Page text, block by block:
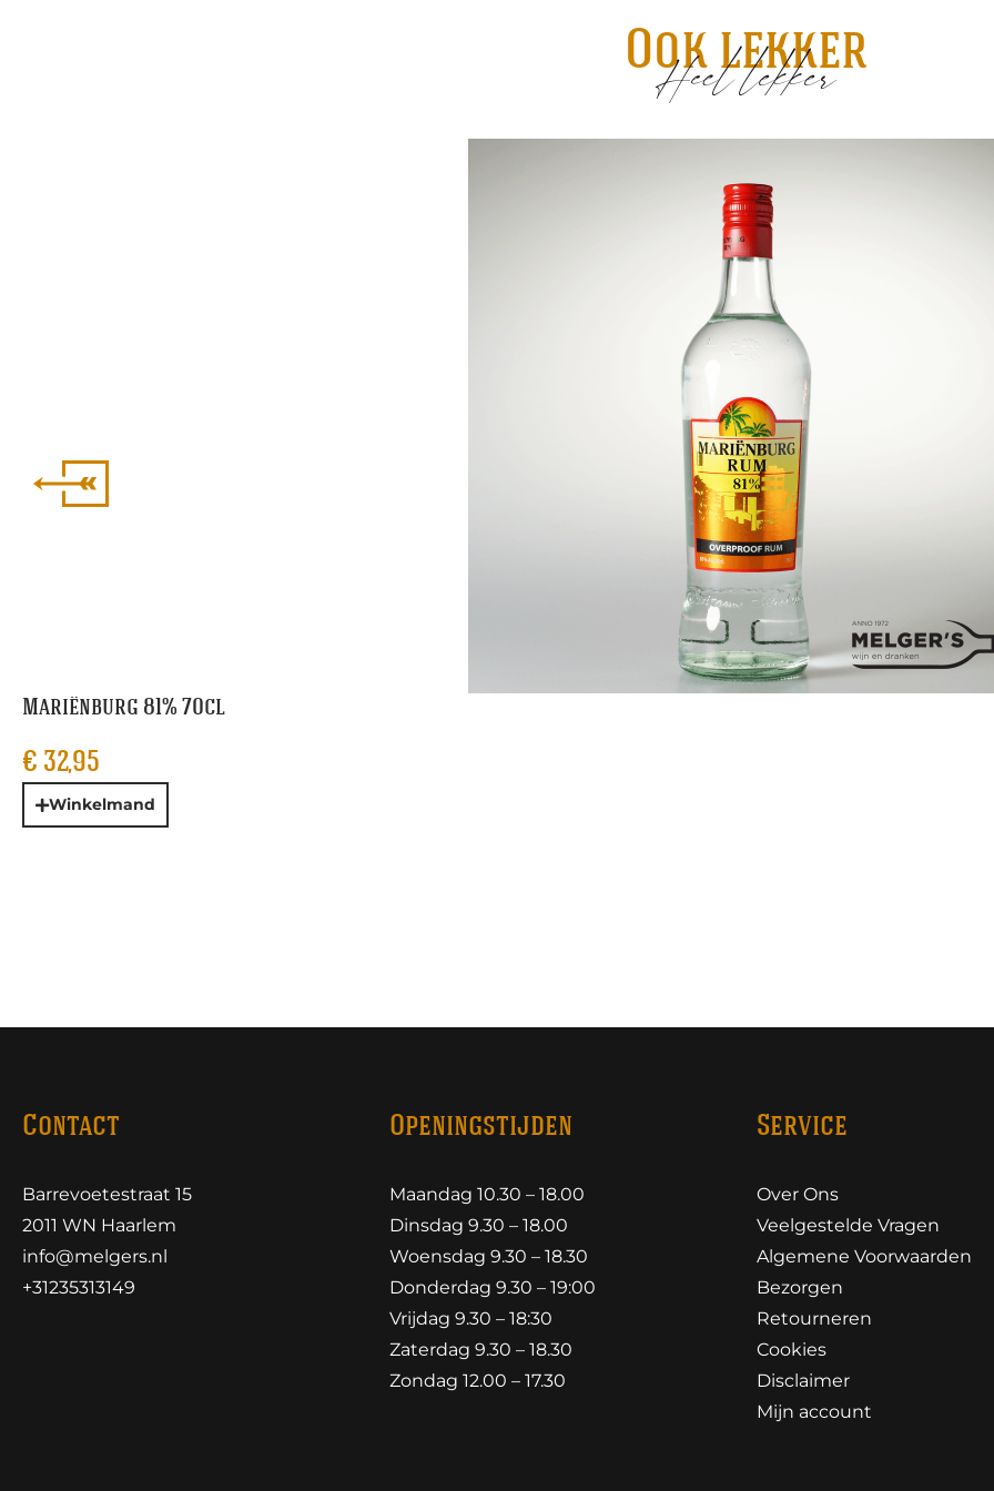
Ook lekker
Heel lekker
Mariënburg 81% 70cl
€ 32,95
Winkelmand
Contact
Barrevoetestraat 15
2011 WN Haarlem
info@melgers.nl
+31235313149
Openingstijden
Maandag 10.30 – 18.00
Dinsdag 9.30 – 18.00
Woensdag 9.30 – 18.30
Donderdag 9.30 – 19:00
Vrijdag 9.30 – 18:30
Zaterdag 9.30 – 18.30
Zondag 12.00 – 17.30
Service
Over Ons
Veelgestelde Vragen
Algemene Voorwaarden
Bezorgen
Retourneren
Cookies
Disclaimer
Mijn account